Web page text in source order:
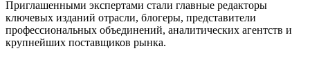
Приглашенными экспертами стали главные редакторы
ключевых изданий отрасли, блогеры, представители
профессиональных объединений, аналитических агентств и
крупнейших поставщиков рынка.